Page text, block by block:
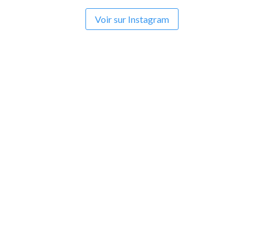
Voir sur Instagram